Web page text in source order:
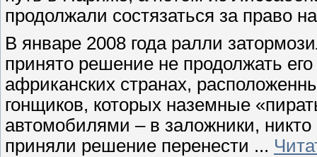
продолжали состязаться за право
В январе 2008 года ралли
принято решение не продолжать
африканских странах,
гонщиков, которых наземные
автомобилями – в заложники,
приняли решение перенести ...